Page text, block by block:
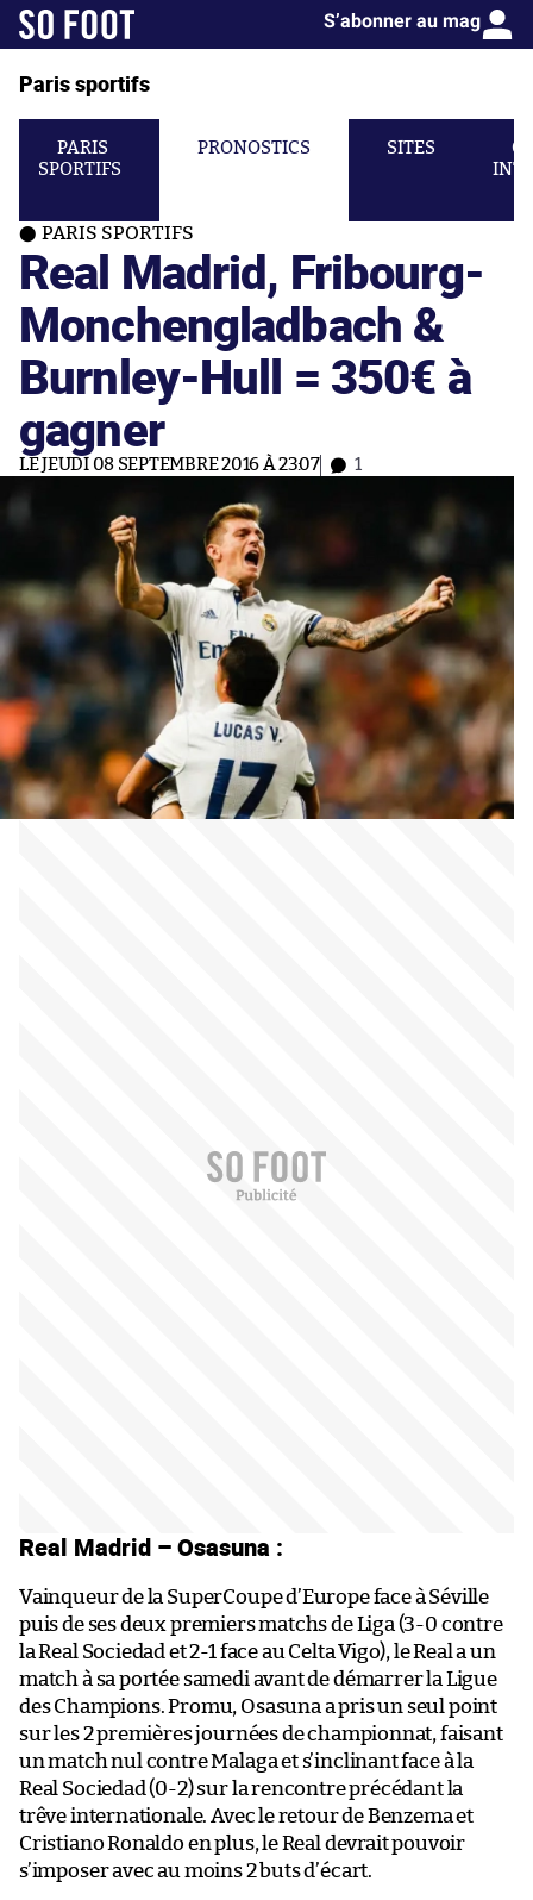
S’abonner au mag
Paris sportifs
PARIS
SPORTIFS
PRONOSTICS SITES
PARIS SPORTIFS
Real Madrid, Fribourg-
Monchengladbach &
Burnley-Hull = 350€ à
gagner
LE JEUDI 08 SEPTEMBRE 2016 À 23:07 1
Real Madrid – Osasuna :
Vainqueur de la SuperCoupe d’Europe face à Séville
puis de ses deux premiers matchs de Liga (3-0 contre
la Real Sociedad et 2-1 face au Celta Vigo), le Real a un
match à sa portée samedi avant de démarrer la Ligue
des Champions. Promu, Osasuna a pris un seul point
sur les 2 premières journées de championnat, faisant
un match nul contre Malaga et s’inclinant face à la
Real Sociedad (0-2) sur la rencontre précédant la
trêve internationale. Avec le retour de Benzema et
Cristiano Ronaldo en plus, le Real devrait pouvoir
s’imposer avec au moins 2 buts d’écart.